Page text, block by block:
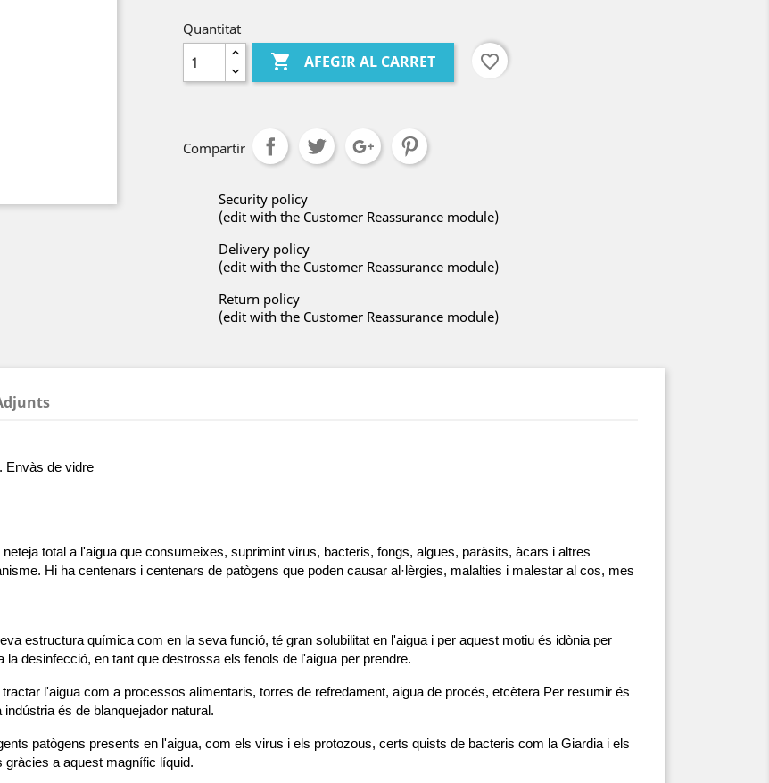
Quantitat
 AFEGIR AL CARRET favorite_border
Compartir
Security policy
(edit with the Customer Reassurance module)
Delivery policy
(edit with the Customer Reassurance module)
Return policy
(edit with the Customer Reassurance module)
Envàs de vidre
total a l'aigua que consumeixes, suprimint virus, bacteris, fongs, algues, paràsits, àcars i altres
Hi ha centenars i centenars de patògens que poden causar al·lèrgies, malalties i malestar al cos, mes
estructura química com en la seva funció, té gran solubilitat en l'aigua i per aquest motiu és idònia per
desinfecció, en tant que destrossa els fenols de l'aigua per prendre.
l'aigua com a processos alimentaris, torres de refredament, aigua de procés, etcètera Per resumir és
és de blanquejador natural.
patògens presents en l'aigua, com els virus i els protozous, certs quists de bacteris com la Giardia i els
a aquest magnífic líquid.